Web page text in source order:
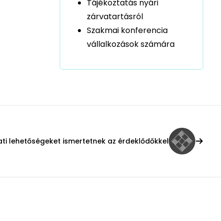
Tájékoztatás nyári
zárvatartásról
Szakmai konferencia
vállalkozások számára
lehetőségeket ismertetnek az érdeklődőkkel